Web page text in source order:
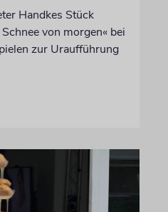
Handkes Stück
von morgen« bei
zur Uraufführung